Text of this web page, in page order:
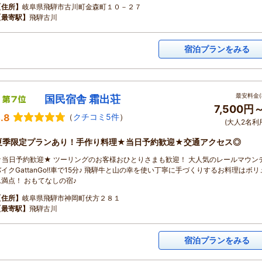
所】 岐阜県飛騨市古川町金森町１０－２７
寄駅】 飛騨古川
宿泊プランをみる
国民宿舎 霜出荘
（クチコミ5件）
最安料金
7,500円～
(大人2名利
季限定プランあり！手作り料理★当日予約歓迎★交通アクセス◎
日予約歓迎★ ツーリングのお客様おひとりさまも歓迎！ 大人気のレールマウン
クGattanGo!!車で15分♪ 飛騨牛と山の幸を使い丁寧に手づくりするお料理はボリ
点！ おもてなしの宿♪
所】 岐阜県飛騨市神岡町伏方２８１
寄駅】 飛騨古川
宿泊プランをみる